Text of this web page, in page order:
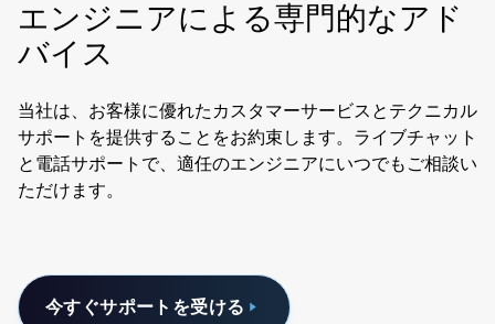
エンジニアによる専門的なアド
バイス
当社は、お客様に優れたカスタマーサービスとテクニカル
サポートを提供することをお約束します。ライブチャット
と電話サポートで、適任のエンジニアにいつでもご相談い
ただけます。
今すぐサポートを受ける